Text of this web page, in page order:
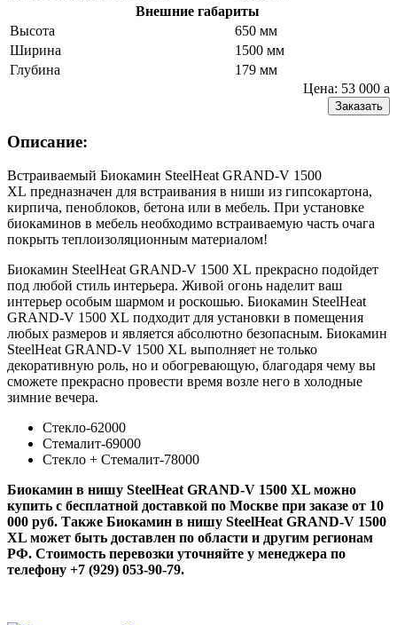
Внешние габариты
Высота
650 мм
Ширина
1500 мм
Глубина
179 мм
Цена: 53 000 a
Заказать
Описание:
Встраиваемый Биокамин SteelHeat GRAND-V 1500
XL предназначен для встраивания в ниши из гипсокартона,
кирпича, пеноблоков, бетона или в мебель. При установке
биокаминов в мебель необходимо встраиваемую часть очага
покрыть теплоизоляционным материалом!
Биокамин SteelHeat GRAND-V 1500 XL прекрасно подойдет
под любой стиль интерьера. Живой огонь наделит ваш
интерьер особым шармом и роскошью. Биокамин SteelHeat
GRAND-V 1500 XL подходит для установки в помещения
любых размеров и является абсолютно безопасным. Биокамин
SteelHeat GRAND-V 1500 XL выполняет не только
декоративную роль, но и обогревающую, благодаря чему вы
сможете прекрасно провести время возле него в холодные
зимние вечера.
Стекло-62000
Стемалит-69000
Стекло + Стемалит-78000
Биокамин в нишу SteelHeat GRAND-V 1500 XL можно
купить с бесплатной доставкой по Москве при заказе от 10
000 руб. Также Биокамин в нишу SteelHeat GRAND-V 1500
XL может быть доставлен по области и другим регионам
РФ. Стоимость перевозки уточняйте у менеджера по
телефону +7 (929) 053-90-79.